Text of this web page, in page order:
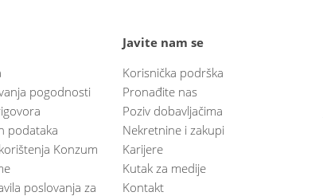
pogodnosti
podataka
Konzum
poslovanja za
Javite nam se
Korisnička podrška
Pronađite nas
Poziv dobavljačima
Nekretnine i zakupi
Karijere
Kutak za medije
Kontakt